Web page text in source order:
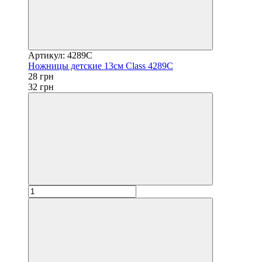
Артикул: 4289C
Ножницы детские 13см Class 4289C
28 грн
32 грн